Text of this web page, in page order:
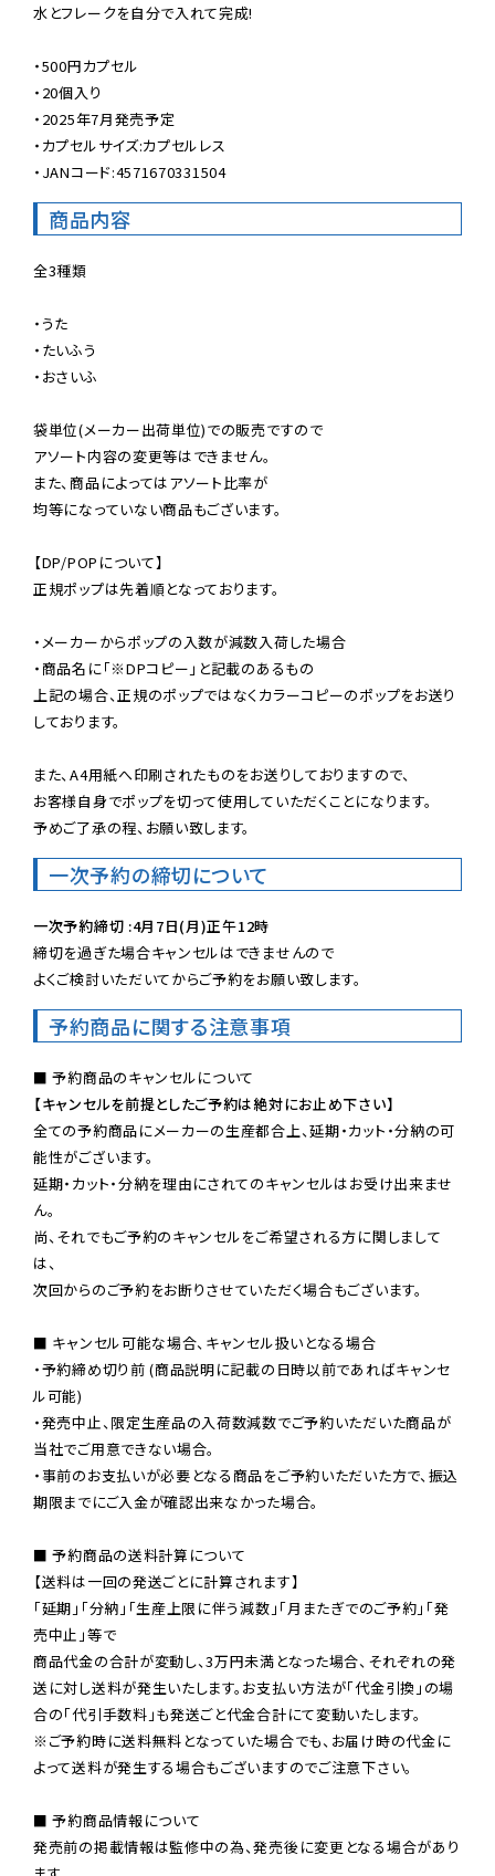
水とフレークを自分で入れて完成!
・500円カプセル
・20個入り
・2025年7月発売予定
・カプセルサイズ:カプセルレス
・JANコード:4571670331504
商品内容
全3種類
・うた
・たいふう
・おさいふ
袋単位(メーカー出荷単位)での販売ですので
アソート内容の変更等はできません。
また、商品によってはアソート比率が
均等になっていない商品もございます。
【DP/POPについて】
正規ポップは先着順となっております。
・メーカーからポップの入数が減数入荷した場合
・商品名に「※DPコピー」と記載のあるもの
上記の場合、正規のポップではなくカラーコピーのポップをお送り
しております。
また、A4用紙へ印刷されたものをお送りしておりますので、
お客様自身でポップを切って使用していただくことになります。
予めご了承の程、お願い致します。
一次予約の締切について
一次予約締切 :4月7日(月)正午12時
締切を過ぎた場合キャンセルはできませんので
よくご検討いただいてからご予約をお願い致します。
予約商品に関する注意事項
【キャンセルを前提としたご予約は絶対にお止め下さい】
全ての予約商品にメーカーの生産都合上、延期・カット・分納の可
能性がございます。
延期・カット・分納を理由にされてのキャンセルはお受け出来ませ
ん。
尚、それでもご予約のキャンセルをご希望される方に関しまして
は、
次回からのご予約をお断りさせていただく場合もございます。
■ キャンセル可能な場合、キャンセル扱いとなる場合
・予約締め切り前 (商品説明に記載の日時以前であればキャンセ
ル可能)
・発売中止、限定生産品の入荷数減数でご予約いただいた商品が
当社でご用意できない場合。
・事前のお支払いが必要となる商品をご予約いただいた方で、振込
期限までにご入金が確認出来なかった場合。
■ 予約商品の送料計算について
【送料は一回の発送ごとに計算されます】
「延期」「分納」「生産上限に伴う減数」「月またぎでのご予約」「発
売中止」等で
商品代金の合計が変動し、3万円未満となった場合、それぞれの発
送に対し送料が発生いたします。お支払い方法が「代金引換」の場
※ご予約時に送料無料となっていた場合でも、お届け時の代金に
よって送料が発生する場合もございますのでご注意下さい。
■ 予約商品情報について
発売前の掲載情報は監修中の為、発売後に変更となる場合があり